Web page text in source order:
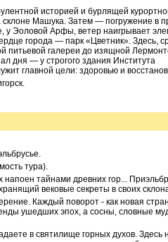
историей и бурлящей
Машука. Затем — погружение в
Эоловой Арфы, ветер наигрывает
города — парк «Цветник». Здесь,
питьевой галереи до изящной
дня — у строгого здания Института
главной цели: здоровью и
тура).
напоен тайнами древних гор...
вековые секреты в своих
Каждый поворот - как новая
ушедших эпох, а сосны, словные
в святилище горных духов. Здесь